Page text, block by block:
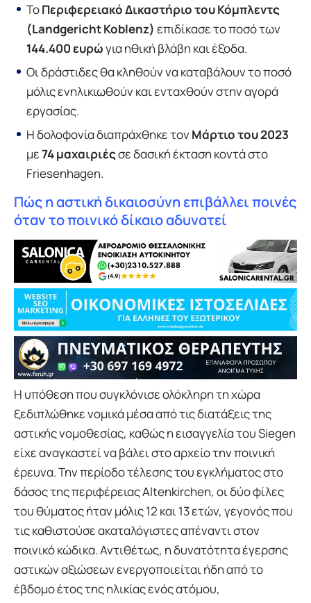
ΤοΠεριφερειακό Δικαστήριο του Κόμπλεντς
(Landgericht Koblenz) επιδίκασε το ποσό των
144.400 ευρώγια ηθική βλάβη και έξοδα.
Οι δράστιδες θα κληθούν να καταβάλουν το ποσό
μόλις ενηλικιωθούν και ενταχθούν στην αγορά
εργασίας.
Η δολοφονία διαπράχθηκε τον Μάρτιο του 2023
με74 μαχαιριέςσε δασική έκταση κοντά στο
Friesenhagen.
Πώς η αστική δικαιοσύνη επιβάλλει ποινές
όταν το ποινικό δίκαιο αδυνατεί
Η υπόθεση που συγκλόνισε ολόκληρη τη χώρα
ξεδιπλώθηκε νομικά μέσα από τις διατάξεις της
αστικής νομοθεσίας, καθώς η εισαγγελία του Siegen
είχε αναγκαστεί να βάλει στο αρχείο την ποινική
έρευνα. Την περίοδο τέλεσης του εγκλήματος στο
δάσος της περιφέρειας Altenkirchen, οι δύο φίλες
του θύματος ήταν μόλις 12 και 13 ετών, γεγονός που
τις καθιστούσε ακαταλόγιστες απέναντι στον
ποινικό κώδικα. Αντιθέτως, η δυνατότητα έγερσης
αστικών αξιώσεων ενεργοποιείται ήδη από το
έβδομο έτος της ηλικίας ενός ατόμου,